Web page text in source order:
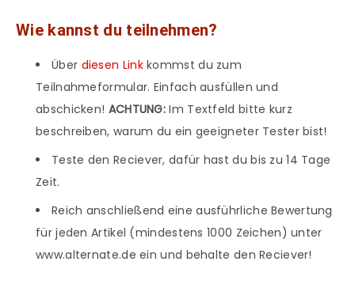
Wie kannst du teilnehmen?
Über diesen Linkkommst du zum
Teilnahmeformular. Einfach ausfüllen und
abschicken! ACHTUNG: Im Textfeld bitte kurz
beschreiben, warum du ein geeigneter Tester bist!
Teste den Reciever, dafür hast du bis zu 14 Tage
Zeit.
Reich anschließend eine ausführliche Bewertung
für jeden Artikel (mindestens 1000 Zeichen) unter
www.alternate.de ein und behalte den Reciever!